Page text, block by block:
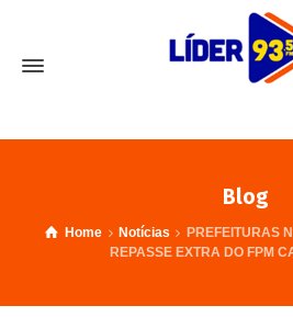
Blog
Home Notícias
PREFEITURAS
REPASSE EXTRA DO FPM